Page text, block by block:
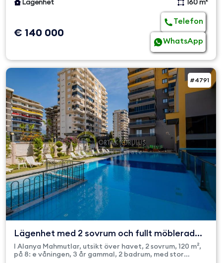
Lägenhet 160 m²
€ 140 000
Telefon
WhatsApp
#4791
Lägenhet med 2 sovrum och fullt möblerad
med havsutsikt i Al...
I Alanya Mahmutlar, utsikt över havet, 2 sovrum, 120 m²,
på 8: e våningen, 3 år gammal, 2 badrum, med stor